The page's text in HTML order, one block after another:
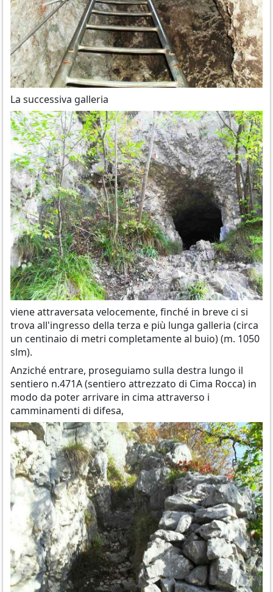
La successiva galleria
viene attraversata velocemente, finché in breve ci si
trova all'ingresso della terza e più lunga galleria (circa
un centinaio di metri completamente al buio) (m. 1050
slm).
Anziché entrare, proseguiamo sulla destra lungo il
sentiero n.471A (sentiero attrezzato di Cima Rocca) in
modo da poter arrivare in cima attraverso i
camminamenti di difesa,